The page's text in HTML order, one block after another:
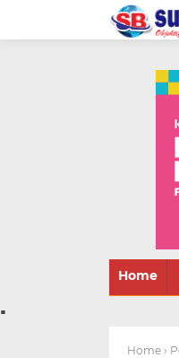
Bima
Home
.
Home ›